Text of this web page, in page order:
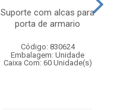
Suporte com alcas para
porta de armario
Código: 830624
Embalagem: Unidade
Caixa Com: 60 Unidade(s)